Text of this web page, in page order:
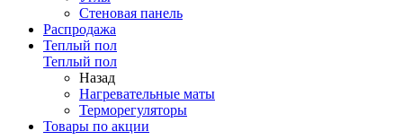
Стеновая панель
Распродажа
Теплый пол
Теплый пол
Назад
Нагревательные маты
Терморегуляторы
Товары по акции